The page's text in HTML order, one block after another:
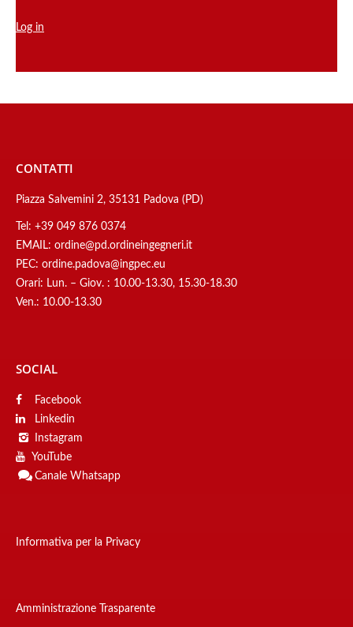
Log in
CONTATTI
Piazza Salvemini 2, 35131 Padova (PD)
Tel: +39 049 876 0374
EMAIL: ordine@pd.ordineingegneri.it
PEC: ordine.padova@ingpec.eu
Orari: Lun. – Giov. : 10.00-13.30, 15.30-18.30
Ven.: 10.00-13.30
SOCIAL
Facebook
Linkedin
Instagram
YouTube
Canale Whatsapp
Informativa per la Privacy
Amministrazione Trasparente